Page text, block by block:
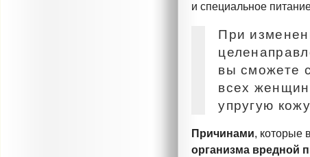
и специальное
При
вы сможете
всех
упругую
Причинами, которые
организма вредной